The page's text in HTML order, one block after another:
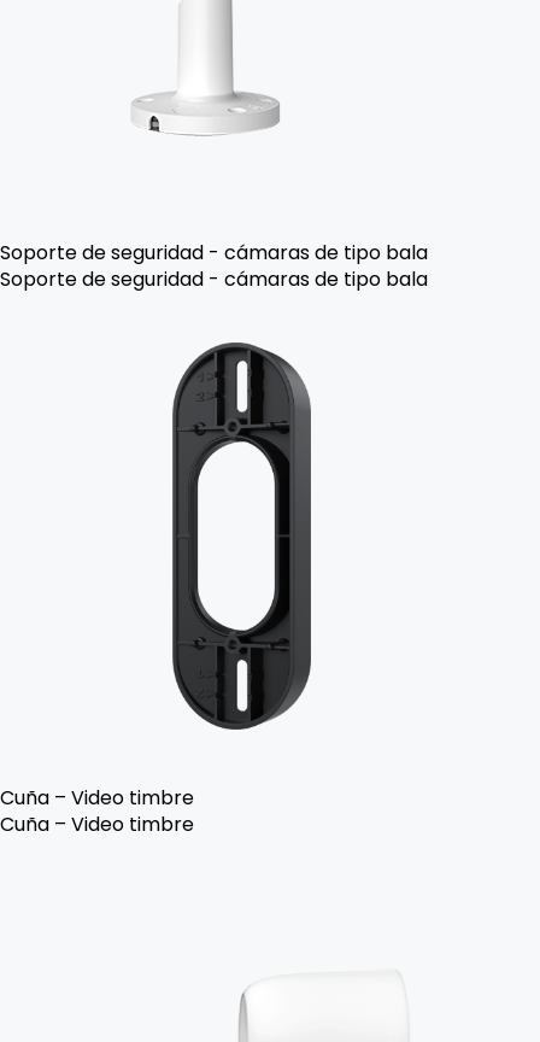
Soporte de seguridad - cámaras de tipo bala
Soporte de seguridad - cámaras de tipo bala
Cuña – Video timbre
Cuña – Video timbre